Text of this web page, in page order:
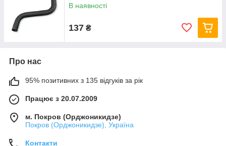
В наявності
137 ₴
Про нас
95% позитивних з 135 відгуків за рік
Працює з 20.07.2009
м. Покров (Орджоникидзе)
Покров (Орджоникидзе), Україна
Контакти